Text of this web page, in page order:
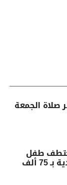
صلاة الجمعة
طفل
الثلاث سنوات ويطلب فدية بـ 75 ألف